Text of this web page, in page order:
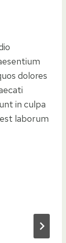
dolores
in culpa
laborum